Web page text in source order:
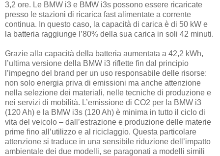
3,2 ore. Le BMW i3 e BMW i3s possono essere ricaricate
presso le stazioni di ricarica fast alimentate a corrente
continua. In questo caso, la capacità di carica è di 50 kW e
la batteria raggiunge l’80% della sua carica in soli 42 minuti.
Grazie alla capacità della batteria aumentata a 42,2 kWh,
l’ultima versione della BMW i3 riflette fin dal principio
l’impegno del brand per un uso responsabile delle risorse:
non solo energia priva di emissioni ma anche attenzione
nella selezione dei materiali, nelle tecniche di produzione e
nei servizi di mobilità. L’emissione di CO2 per la BMW i3
(120 Ah) e la BMW i3s (120 Ah) è minima in tutto il ciclo di
vita del veicolo – dall’estrazione e produzione delle materie
prime fino all’utilizzo e al riciclaggio. Questa particolare
attenzione si traduce in una sensibile riduzione dell’impatto
ambientale dei due modelli, se paragonati a modelli simili